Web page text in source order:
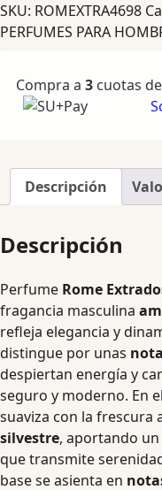
SKU: ROMEXTRA4698
PERFUMES PARA
Compra a 3 cuotas de
Descripción
Descripción
Perfume Rome
fragancia masculina
refleja elegancia y
distingue por unas
despiertan energía y
seguro y moderno. En
suaviza con la frescura
silvestre, aportando
que transmite
base se asienta en